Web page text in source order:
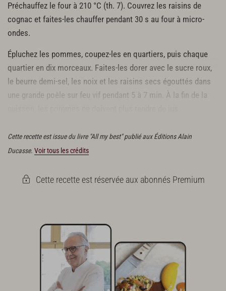
Préchauffez le four à 210 °C (th. 7). Couvrez les raisins de
cognac et faites-les chauffer pendant 30 s au four à micro-
ondes.
Épluchez les pommes, coupez-les en quartiers, puis chaque
quartier en dix morceaux. Faites-les dorer avec le sucre roux,
le beurre demi-sel, les noix et les raisins secs égouttés dans
une grande poêle sur feu vif pendant 5 à 7 min. À la fin de la
Cette recette est issue du livre "All my best" publié aux Éditions Alain
Ducasse. Voir tous les crédits
Cette recette est réservée aux abonnés Premium